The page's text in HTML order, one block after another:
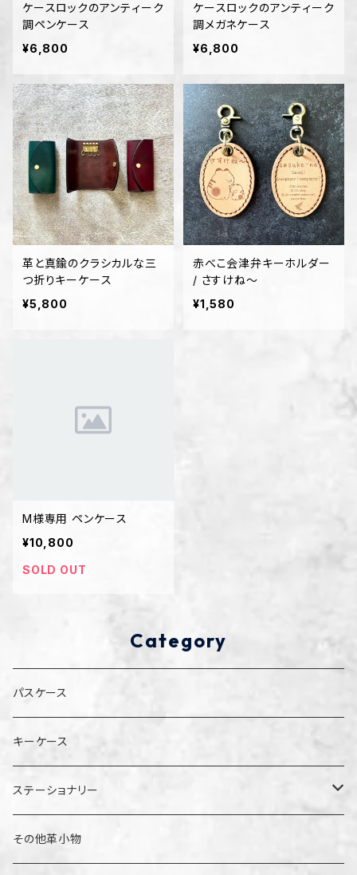
ケースロックのアンティーク
調ペンケース
¥6,800
ケースロックのアンティーク
調メガネケース
¥6,800
革と真鍮のクラシカルな三
つ折りキーケース
¥5,800
赤べこ会津弁キーホルダー
/ さすけね〜
¥1,580
M様専用 ペンケース
¥10,800
SOLD OUT
Category
パスケース
キーケース
ステーショナリー
ペンケース
その他革小物